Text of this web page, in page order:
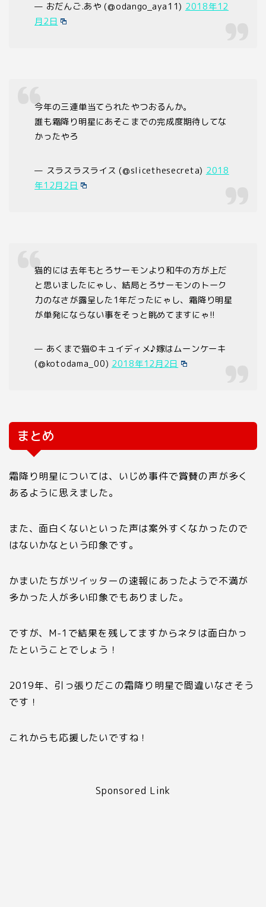
— おだんご.あや (@odango_aya11) 2018年12
月2日
今年の三連単当てられたやつおるんか。
誰も霜降り明星にあそこまでの完成度期待してな
かったやろ
— スラスラスライス (@slicethesecreta) 2018
年12月2日
猫的には去年もとろサーモンより和牛の方が上だ
と思いましたにゃし、結局とろサーモンのトーク
力のなさが露呈した1年だったにゃし、霜降り明星
が単発にならない事をそっと眺めてますにゃ!!
— あくまで猫©キュイディメ♪嫁はムーンケーキ
(@kotodama_00) 2018年12月2日
まとめ
霜降り明星については、いじめ事件で賞賛の声が多く
あるように思えました。
また、面白くないといった声は案外すくなかったので
はないかなという印象です。
かまいたちがツイッターの速報にあったようで不満が
多かった人が多い印象でもありました。
ですが、 M-1 で結果を残してますからネタは面白かっ
たということでしょう！
2019年、引っ張りだこの霜降り明星で間違いなさそう
です！
これからも応援したいですね！
Sponsored Link